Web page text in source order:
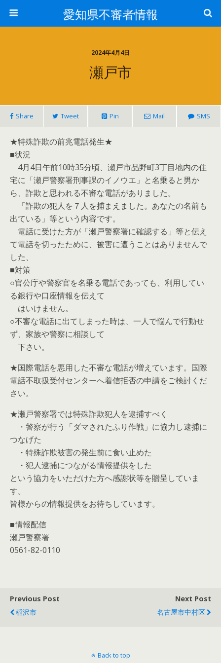
愛知県不審者情報
2024年4月4日
瀬戸市
Share Tweet Pin Mail SMS
★特殊詐欺の前兆電話発生★
■状況
4月4日午前10時35分頃、瀬戸市品野町3丁目地内の住
宅に「瀬戸警察署刑事課のイノウエ」と名乗ると男か
ら、詐欺と思われる不審な電話がありました。
「詐欺の犯人を７人を捕まえました。あなたの名前も
出ている」等という内容です。
電話に受けた方が「瀬戸警察署に確認する」等と伝え
て電話を切ったために、被害に遭うことはありませんで
した、
■対策
○官公庁や警察官を名乗る電話であっても、利用してい
る銀行や口座情報を伝えて
はいけません。
○不審な電話に出てしまった時は、一人で悩んで行動せ
ず、家族や警察に相談して
下さい。
★国際電話を悪用した不審な電話が増えています。国際
電話不取扱受付センターへ着信拒否の申請をご検討くだ
さい。
★瀬戸警察署では特殊詐欺犯人を逮捕すべく
・警察が行う「ダマされたふり作戦」に協力し逮捕に
つなげた
・特殊詐欺被害の発生前に食い止めた
・犯人逮捕につながる情報提供をした
という協力をいただけた方へ感謝状等を贈呈していま
す。
皆様からの情報提供をお待ちしています。
■情報配信
瀬戸警察署
0561-82-0110
Previous Post
稲沢市
Next Post
名古屋市中村区
Back to top